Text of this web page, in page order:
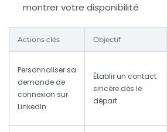
montrer votre disponibilité
Actions clés Objectif
Personnaliser sa
demande de
connexion sur
LinkedIn
Établir un contact
sincère dès le
départ